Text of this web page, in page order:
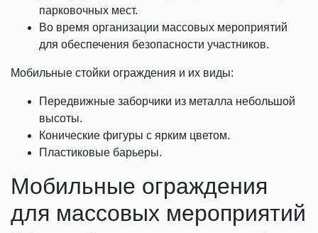
парковочных мест.
Во время организации массовых мероприятий
для обеспечения безопасности участников.
Мобильные стойки ограждения и их виды:
Передвижные заборчики из металла небольшой
высоты.
Конические фигуры с ярким цветом.
Пластиковые барьеры.
Мобильные ограждения
для массовых мероприятий